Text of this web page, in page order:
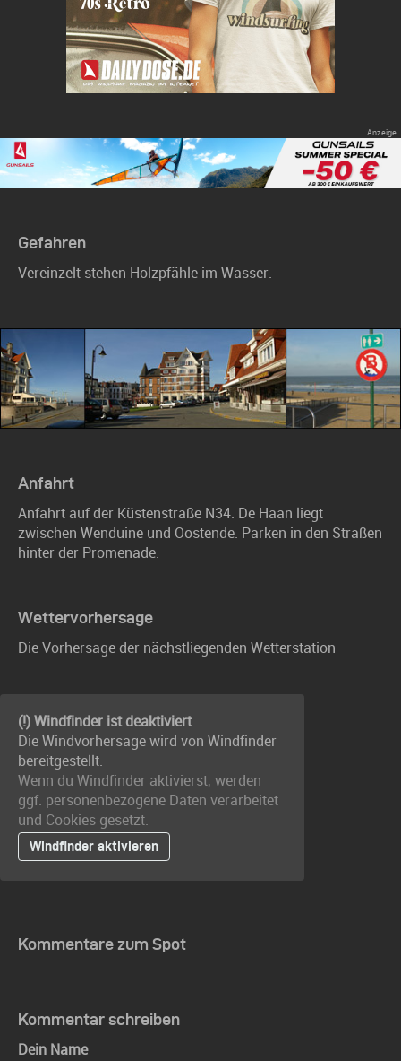
Gefahren
Vereinzelt stehen Holzpfähle im Wasser.
Anfahrt
Anfahrt auf der Küstenstraße N34. De Haan liegt
zwischen Wenduine und Oostende. Parken in den Straßen
hinter der Promenade.
Wettervorhersage
Die Vorhersage der nächstliegenden Wetterstation
(!) Windfinder ist deaktiviert
Die Windvorhersage wird von Windfinder
bereitgestellt.
Wenn du Windfinder aktivierst, werden
ggf. personenbezogene Daten verarbeitet
und Cookies gesetzt.
Windfinder aktivieren
Kommentare zum Spot
Kommentar schreiben
Dein Name